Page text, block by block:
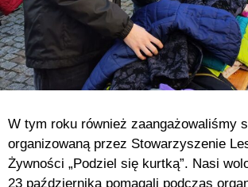
W tym roku również zaangażowaliśmy
organizowaną przez Stowarzyszenie
Żywności „Podziel się kurtką”. Nasi
23 października pomagali podczas